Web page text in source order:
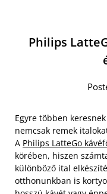
Philips
Egyre többen
nemcsak remek
A Philips LatteGo
körében, hiszen
különböző ital
otthonunkban is